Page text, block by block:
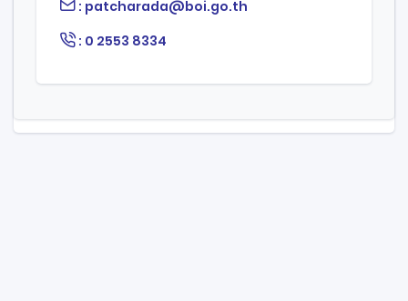
: patcharada@boi.go.th
: 0 2553 8334